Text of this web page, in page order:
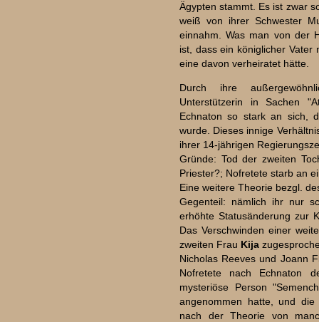
Ägypten stammt. Es ist zwar
weiß von ihrer Schwester
einnahm. Was man von der
ist, dass ein königlicher
eine davon verheiratet hätte.
Durch ihre
Unterstützerin in Sachen
Echnaton so stark an sich,
wurde. Dieses innige
ihrer 14-jährigen
Gründe: Tod der zweiten
Priester?; Nofretete starb an
Eine weitere Theorie bezgl.
Gegenteil: nämlich ihr nur
erhöhte Statusänderung zur
Das Verschwinden einer
zweiten Frau Kija
Nicholas Reeves und Joann
Nofretete nach Echnaton
mysteriöse Person
angenommen hatte, und
nach der Theorie von